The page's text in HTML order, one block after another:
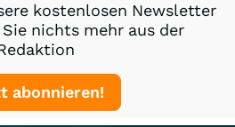
kostenlosen Newsletter
nichts mehr aus der
abonnieren!